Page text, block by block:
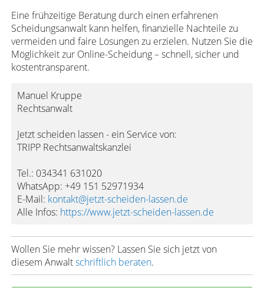
Eine frühzeitige Beratung durch einen erfahrenen
Scheidungsanwalt kann helfen, finanzielle Nachteile zu
vermeiden und faire Lösungen zu erzielen. Nutzen Sie die
Möglichkeit zur Online-Scheidung – schnell, sicher und
kostentransparent.
Manuel Kruppe
Rechtsanwalt
Jetzt scheiden lassen - ein Service von:
TRIPP Rechtsanwaltskanzlei
Tel.: 034341 631020
WhatsApp: +49 151 52971934
E-Mail: kontakt@jetzt-scheiden-lassen.de
Alle Infos: https://www.jetzt-scheiden-lassen.de
Wollen Sie mehr wissen? Lassen Sie sich jetzt von
diesem Anwaltschriftlich beraten.